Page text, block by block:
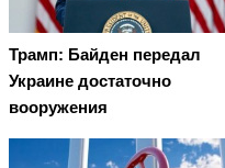
Трамп: Байден передал
Украине достаточно
вооружения